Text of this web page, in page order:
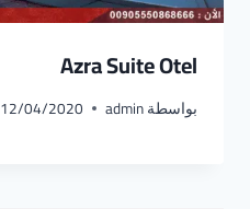
Azra Suite Otel
بواسطةadmin
12/04/2020